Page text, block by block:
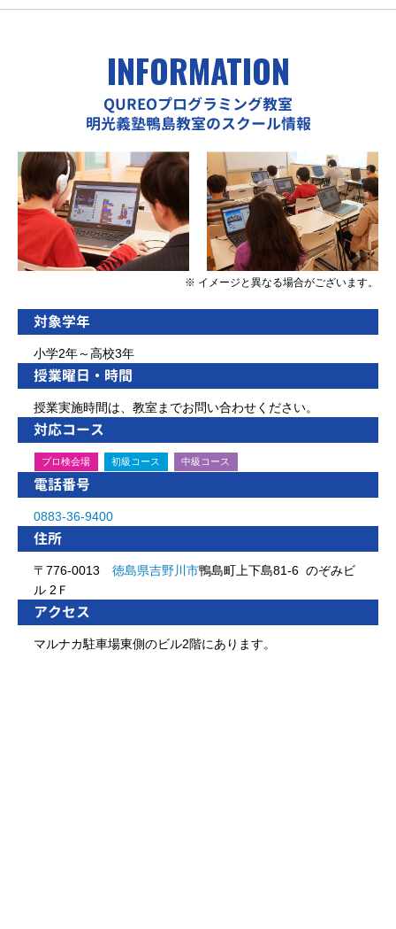
INFORMATION
QUREOプログラミング教室
明光義塾鴨島教室のスクール情報
※ イメージと異なる場合がございます。
対象学年
小学2年～高校3年
授業曜日・時間
授業実施時間は、教室までお問い合わせください。
対応コース
プロ検会場 初級コース 中級コース
電話番号
0883-36-9400
住所
〒776-0013 徳島県吉野川市鴨島町上下島81-6 のぞみビ
ル 2Ｆ
アクセス
マルナカ駐車場東側のビル2階にあります。